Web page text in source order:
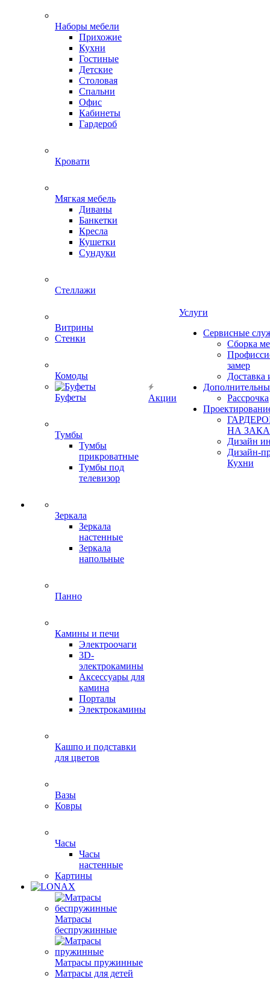
Наборы мебели
Прихожие
Кухни
Гостиные
Детские
Столовая
Спальни
Офис
Кабинеты
Гардероб
Кровати
Мягкая мебель
Диваны
Банкетки
Кресла
Кушетки
Сундуки
Стеллажи
Витрины
Стенки
Комоды
Буфеты
Тумбы
Тумбы
прикроватные
Тумбы под
телевизор
Зеркала
Зеркала
настенные
Зеркала
напольные
Панно
Камины и печи
Электроочаги
3D-
электрокамины
Аксессуары для
камина
Порталы
Электрокамины
Кашпо и подставки
для цветов
Вазы
Ковры
Часы
Часы
настенные
Картины
Матрасы
беспружинные
Матрасы пружинные
Матрасы для детей
Акции
Услуги
Сервисные
Сборка
замер
Доставка
Рассрочка
НА
Дизайн
Дизайн-
Кухни